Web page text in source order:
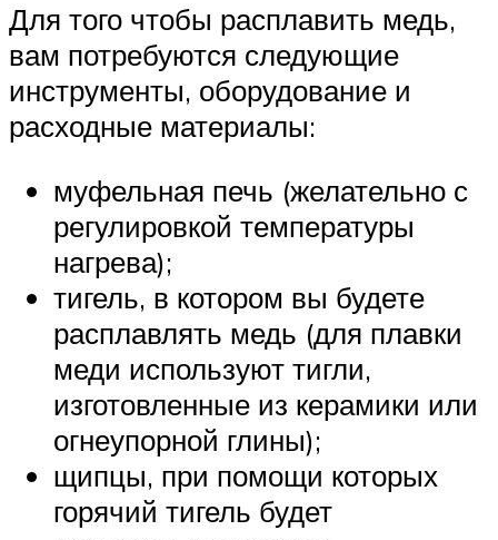
Для того чтобы расплавить медь,
вам потребуются следующие
инструменты, оборудование и
расходные материалы:
муфельная печь (желательно с
регулировкой температуры
нагрева);
тигель, в котором вы будете
расплавлять медь (для плавки
меди используют тигли,
изготовленные из керамики или
огнеупорной глины);
щипцы, при помощи которых
горячий тигель будет